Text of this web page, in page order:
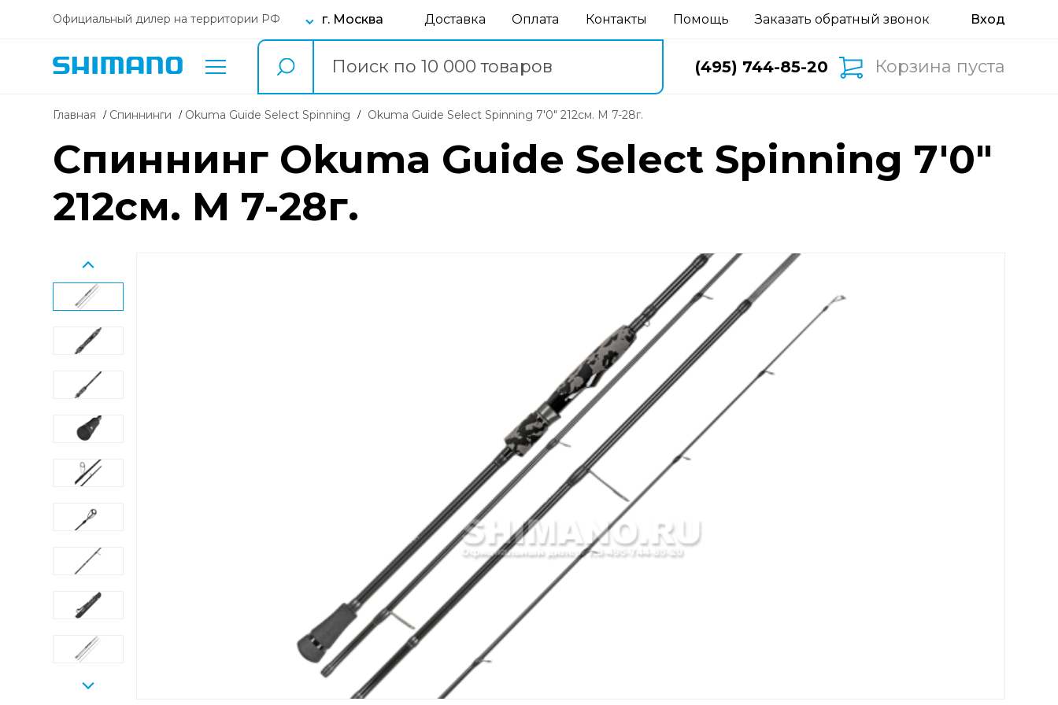
Официальный дилер на территории РФ г. Москва Доставка Оплата Контакты Помощь Заказать обратный звонок
(495) 744-85-20 Корзина пуста
Главная Спиннинги Okuma Guide Select Spinning Okuma Guide Select Spinning 7'0" 212см. M 7-28г.
Спиннинг Okuma Guide Select Spinning 7'0"
212см. M 7-28г.